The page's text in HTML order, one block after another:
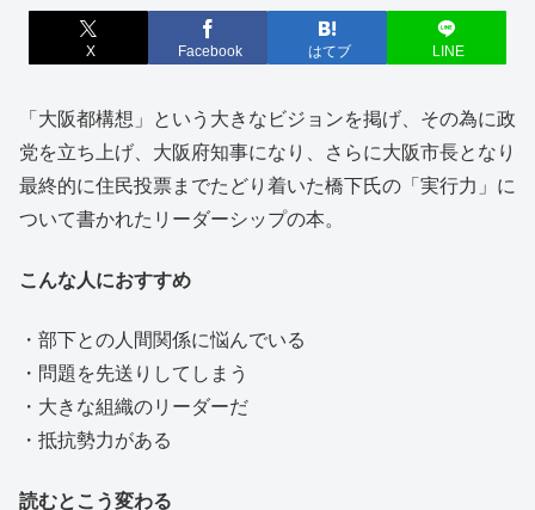
X Facebook はてブ LINE
「大阪都構想」という大きなビジョンを掲げ、その為に政
党を立ち上げ、大阪府知事になり、さらに大阪市長となり
最終的に住民投票までたどり着いた橋下氏の「実行力」に
ついて書かれたリーダーシップの本。
こんな人におすすめ
・部下との人間関係に悩んでいる
・問題を先送りしてしまう
・大きな組織のリーダーだ
・抵抗勢力がある
読むとこう変わる